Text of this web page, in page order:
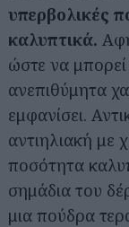
υπερβολικές
καλυπτικά.
ώστε να
ανεπιθύμητα
εμφανίσει.
αντιηλιακή με
ποσότητα
σημάδια του
μια πούδρα